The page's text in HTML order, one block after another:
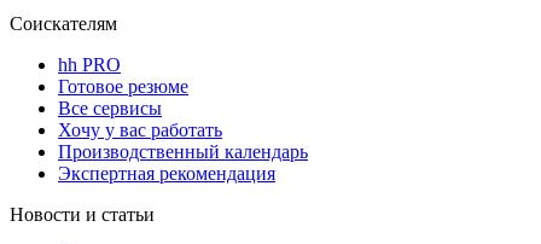
Соискателям
hh PRO
Готовое резюме
Все сервисы
Хочу у вас работать
Производственный календарь
Экспертная рекомендация
Новости и статьи